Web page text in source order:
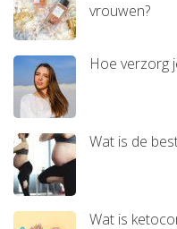
vrouwen?
Hoe verzorg
Wat is de
Wat is